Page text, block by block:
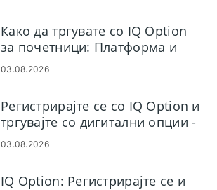
Како да тргувате со IQ Option
за почетници: Платформа и
нарачки
03.08.2026
Регистрирајте се со IQ Option и
тргувајте со дигитални опции -
чекори на сметката
03.08.2026
IQ Option: Регистрирајте се и